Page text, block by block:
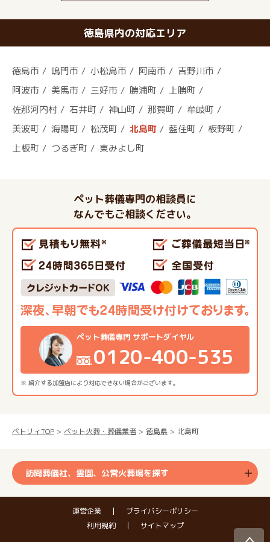
徳島県内の対応エリア
徳島市 鳴門市 小松島市 阿南市
吉野川市
阿波市
美馬市 三好市 勝浦町
上勝町
佐那河内村
石井町 神山町 那賀町
牟岐町
美波町
海陽町 松茂町 北島町 藍住町
板野町
上板町
つるぎ町 東みよし町
ペット葬儀専門の相談員に
なんでもご相談ください。
※ 紹介する加盟店により対応できない場合がございます。
ペット葬儀専門 サポートダイヤル
0120-400-535
ペトリィTOP ペット火葬・葬儀業者 徳島県 北島町
訪問葬儀社、霊園、公営火葬場を探す
運営企業
プライバシーポリシー
利用規約
サイトマップ